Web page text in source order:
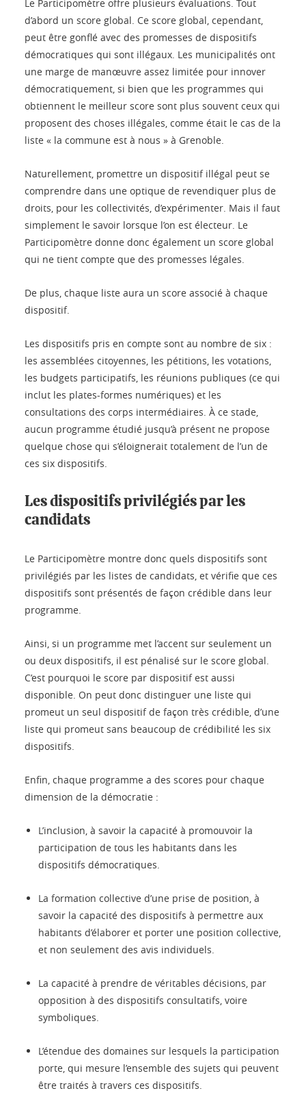
Le Participomètre offre plusieurs évaluations. Tout
d’abord un score global. Ce score global, cependant,
peut être gonflé avec des promesses de dispositifs
démocratiques qui sont illégaux. Les municipalités ont
une marge de manœuvre assez limitée pour innover
démocratiquement, si bien que les programmes qui
obtiennent le meilleur score sont plus souvent ceux qui
proposent des choses illégales, comme était le cas de la
liste « la commune est à nous » à Grenoble.
Naturellement, promettre un dispositif illégal peut se
comprendre dans une optique de revendiquer plus de
droits, pour les collectivités, d’expérimenter. Mais il faut
simplement le savoir lorsque l’on est électeur. Le
Participomètre donne donc également un score global
qui ne tient compte que des promesses légales.
De plus, chaque liste aura un score associé à chaque
dispositif.
Les dispositifs pris en compte sont au nombre de six :
les assemblées citoyennes, les pétitions, les votations,
les budgets participatifs, les réunions publiques (ce qui
inclut les plates-formes numériques) et les
consultations des corps intermédiaires. À ce stade,
aucun programme étudié jusqu’à présent ne propose
quelque chose qui s’éloignerait totalement de l’un de
ces six dispositifs.
Les dispositifs privilégiés par les
candidats
Le Participomètre montre donc quels dispositifs sont
privilégiés par les listes de candidats, et vérifie que ces
dispositifs sont présentés de façon crédible dans leur
programme.
Ainsi, si un programme met l’accent sur seulement un
ou deux dispositifs, il est pénalisé sur le score global.
C’est pourquoi le score par dispositif est aussi
disponible. On peut donc distinguer une liste qui
promeut un seul dispositif de façon très crédible, d’une
liste qui promeut sans beaucoup de crédibilité les six
dispositifs.
Enfin, chaque programme a des scores pour chaque
dimension de la démocratie :
L’inclusion, à savoir la capacité à promouvoir la
participation de tous les habitants dans les
dispositifs démocratiques.
La formation collective d’une prise de position, à
savoir la capacité des dispositifs à permettre aux
habitants d’élaborer et porter une position collective,
et non seulement des avis individuels.
La capacité à prendre de véritables décisions, par
opposition à des dispositifs consultatifs, voire
symboliques.
L’étendue des domaines sur lesquels la participation
porte, qui mesure l’ensemble des sujets qui peuvent
être traités à travers ces dispositifs.